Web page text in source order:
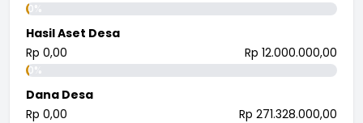
0%
Hasil Aset Desa
Rp 0,00
Rp 12.000.000,00
0%
Dana Desa
Rp 0,00
Rp 271.328.000,00